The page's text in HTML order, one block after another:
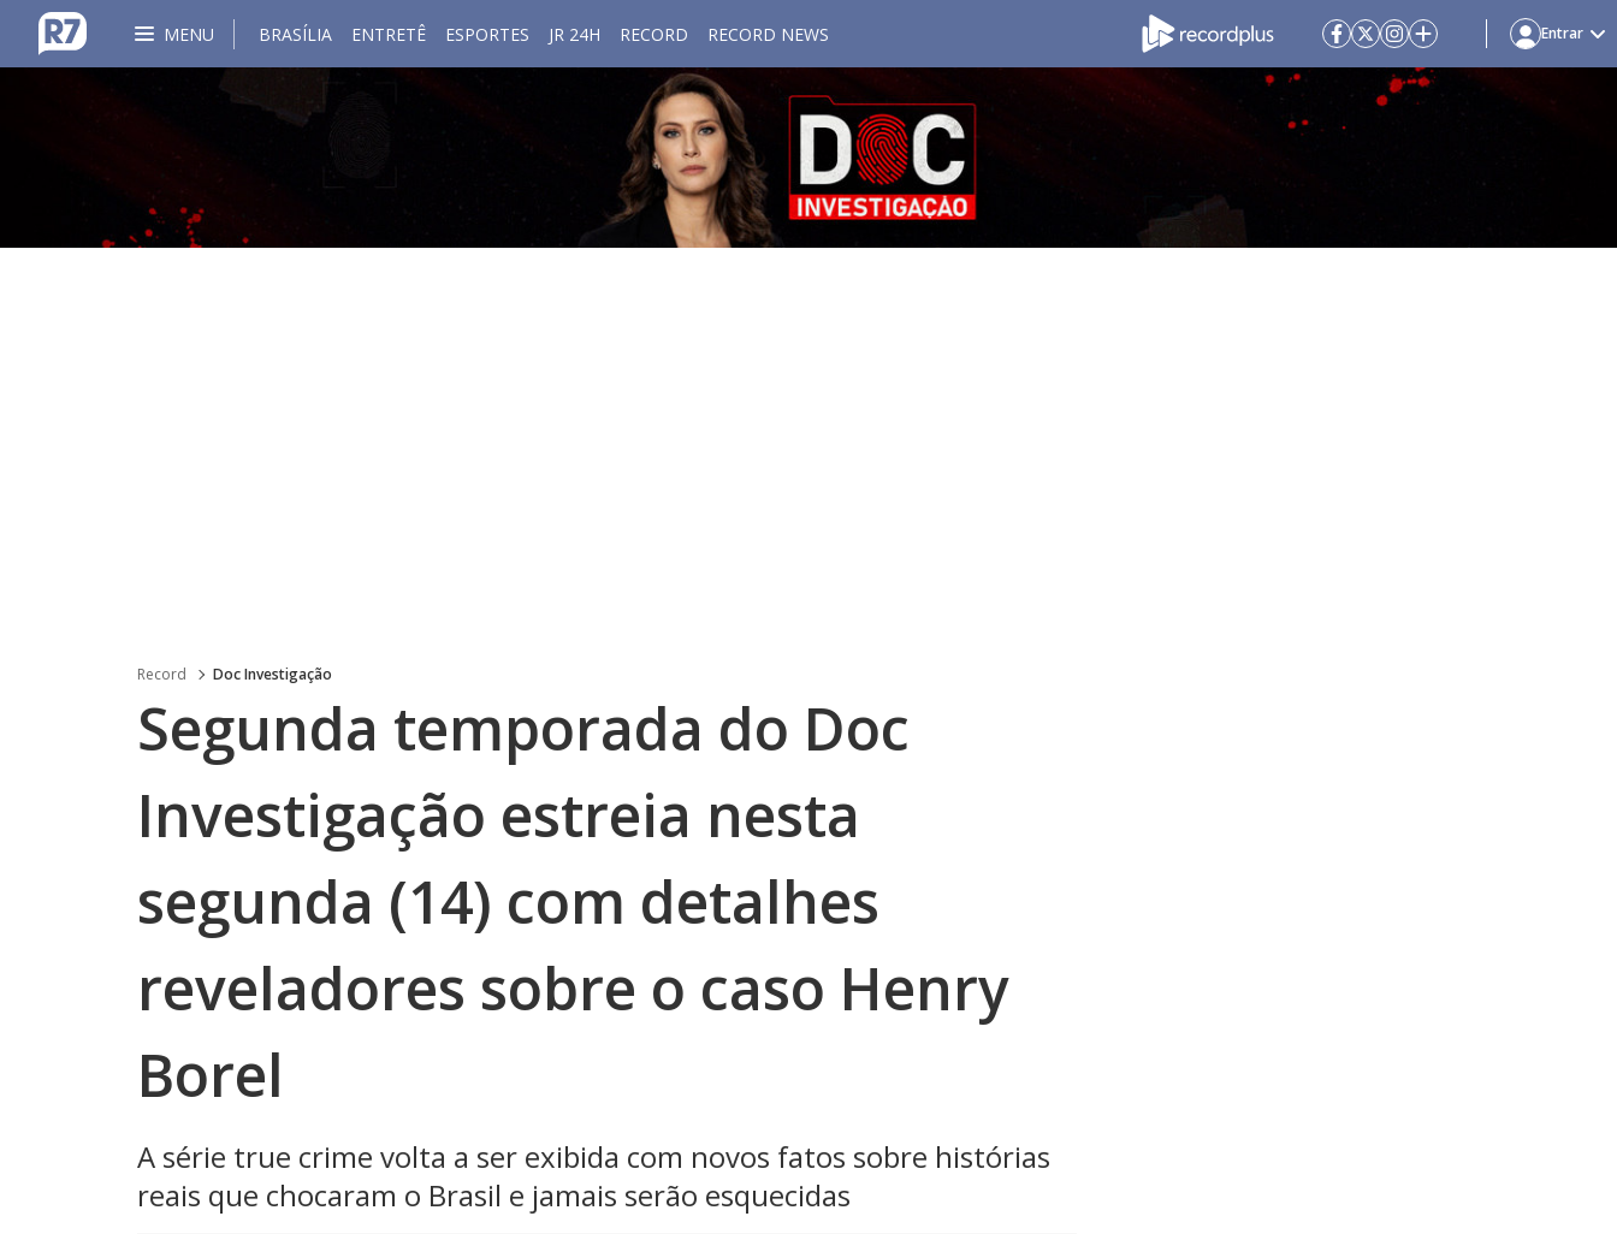
MENU BRASÍLIA ENTRETÊ ESPORTES JR 24H RECORD RECORD NEWS Entrar
Record Doc Investigação
Segunda temporada do Doc
Investigação estreia nesta
segunda (14) com detalhes
reveladores sobre o caso Henry
Borel
A série true crime volta a ser exibida com novos fatos sobre histórias
reais que chocaram o Brasil e jamais serão esquecidas